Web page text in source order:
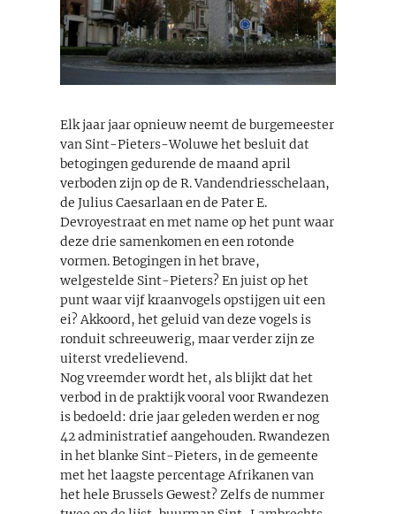
Elk jaar jaar opnieuw neemt de burgemeester
van Sint-Pieters-Woluwe het besluit dat
betogingen gedurende de maand april
verboden zijn op de R. Vandendriesschelaan,
de Julius Caesarlaan en de Pater E.
Devroyestraat en met name op het punt waar
deze drie samenkomen en een rotonde
vormen. Betogingen in het brave,
welgestelde Sint-Pieters? En juist op het
punt waar vijf kraanvogels opstijgen uit een
ei? Akkoord, het geluid van deze vogels is
ronduit schreeuwerig, maar verder zijn ze
uiterst vredelievend.
Nog vreemder wordt het, als blijkt dat het
verbod in de praktijk vooral voor Rwandezen
is bedoeld: drie jaar geleden werden er nog
42 administratief aangehouden. Rwandezen
in het blanke Sint-Pieters, in de gemeente
met het laagste percentage Afrikanen van
het hele Brussels Gewest? Zelfs de nummer